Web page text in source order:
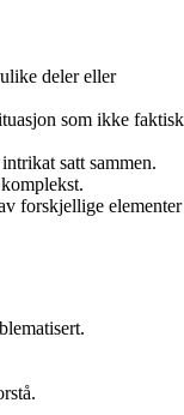
deler eller
som ikke faktisk
satt sammen.
forskjellige elementer